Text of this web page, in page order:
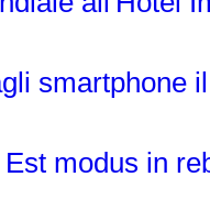
smartphone
Est modus in